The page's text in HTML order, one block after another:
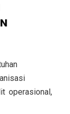
operasional,